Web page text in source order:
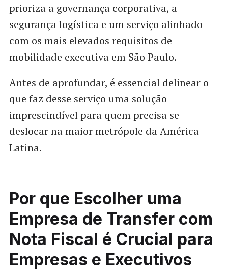
prioriza a governança corporativa, a
segurança logística e um serviço alinhado
com os mais elevados requisitos de
mobilidade executiva em São Paulo.
Antes de aprofundar, é essencial delinear o
que faz desse serviço uma solução
imprescindível para quem precisa se
deslocar na maior metrópole da América
Latina.
Por que Escolher uma
Empresa de Transfer com
Nota Fiscal é Crucial para
Empresas e Executivos